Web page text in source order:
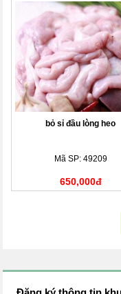
bỏ sỉ đầu lòng heo
Mã SP: 49209
650,000đ